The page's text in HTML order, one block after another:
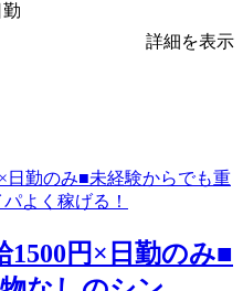
詳細を表示
1500円×日勤のみ■